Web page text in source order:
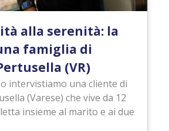
alla serenità: la
famiglia di
(VR)
intervistiamo una cliente di
(Varese) che vive da 12
insieme al marito e ai due